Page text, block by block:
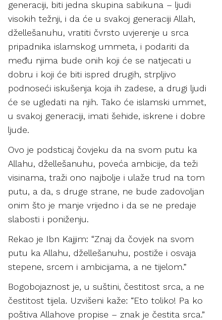
generaciji, biti jedna skupina sabikuna – ljudi
visokih težnji, i da će u svakoj generaciji Allah,
džellešanuhu, vratiti čvrsto uvjerenje u srca
pripadnika islamskog ummeta, i podariti da
među njima bude onih koji će se natjecati u
dobru i koji će biti ispred drugih, strpljivo
podnoseći iskušenja koja ih zadese, a drugi ljudi
će se ugledati na njih. Tako će islamski ummet,
u svakoj generaciji, imati šehide, iskrene i dobre
ljude.
Ovo je podsticaj čovjeku da na svom putu ka
Allahu, džellešanuhu, poveća ambicije, da teži
visinama, traži ono najbolje i ulaže trud na tom
putu, a da, s druge strane, ne bude zadovoljan
onim što je manje vrijedno i da se ne predaje
slabosti i poniženju.
Rekao je Ibn Kajjim: “Znaj da čovjek na svom
putu ka Allahu, džellešanuhu, postiže i osvaja
stepene, srcem i ambicijama, a ne tijelom.”
Bogobojaznost je, u suštini, čestitost srca, a ne
čestitost tijela. Uzvišeni kaže: “Eto toliko! Pa ko
poštiva Allahove propise – znak je čestita srca.”